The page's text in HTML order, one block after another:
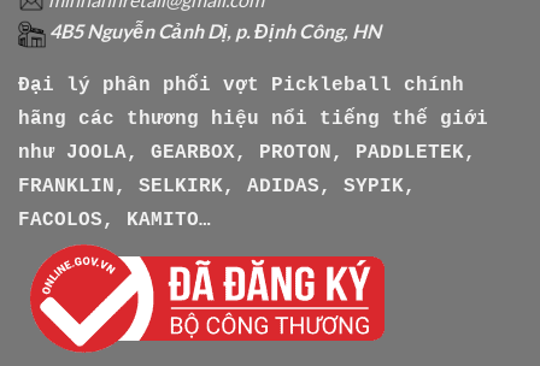
4B5 Nguyễn Cảnh Dị, p. Định Công, HN
Đại lý phân phối vợt Pickleball chính
hãng các thương hiệu nổi tiếng thế giới
như
JOOLA, GEARBOX, PROTON, PADDLETEK,
FRANKLIN, SELKIRK, ADIDAS, SYPIK,
FACOLOS, KAMITO…